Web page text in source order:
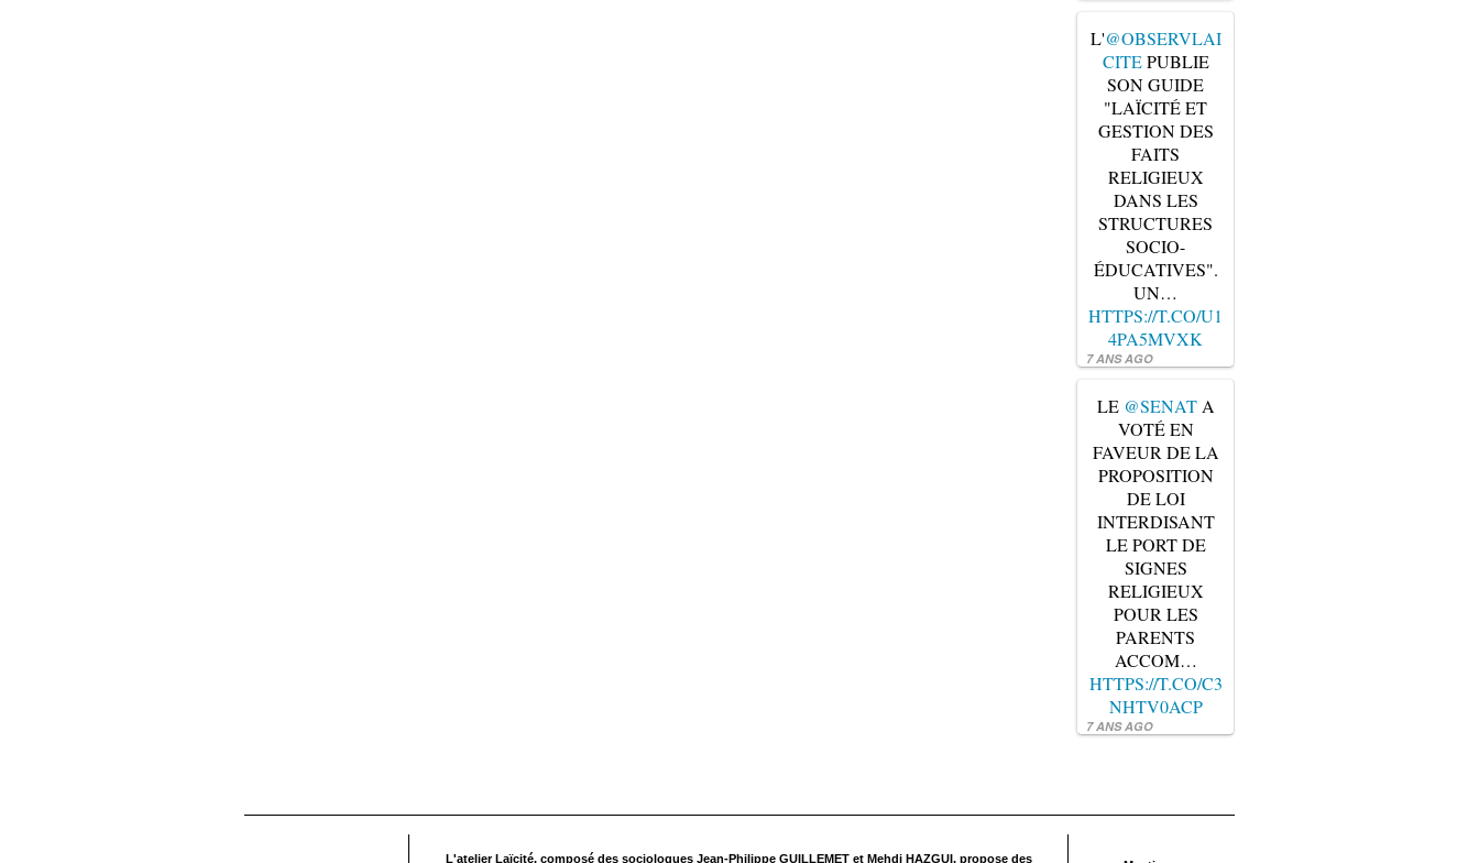
L'@OBSERVLAI
CITEPUBLIE
SON GUIDE
"LAÏCITÉ ET
GESTION DES
FAITS
RELIGIEUX
DANS LES
STRUCTURES
SOCIO-
ÉDUCATIVES".
UN…
HTTPS://T.CO/U1
4PA5MVXK
7 ANS AGO
LE @SENATA
VOTÉ EN
FAVEUR DE LA
PROPOSITION
DE LOI
INTERDISANT
LE PORT DE
SIGNES
RELIGIEUX
POUR LES
PARENTS
ACCOM…
HTTPS://T.CO/C3
NHTV0ACP
7 ANS AGO
L'atelier Laïcité, composé des sociologues Jean-Philippe GUILLEMET et Mehdi HAZGUI, propose des